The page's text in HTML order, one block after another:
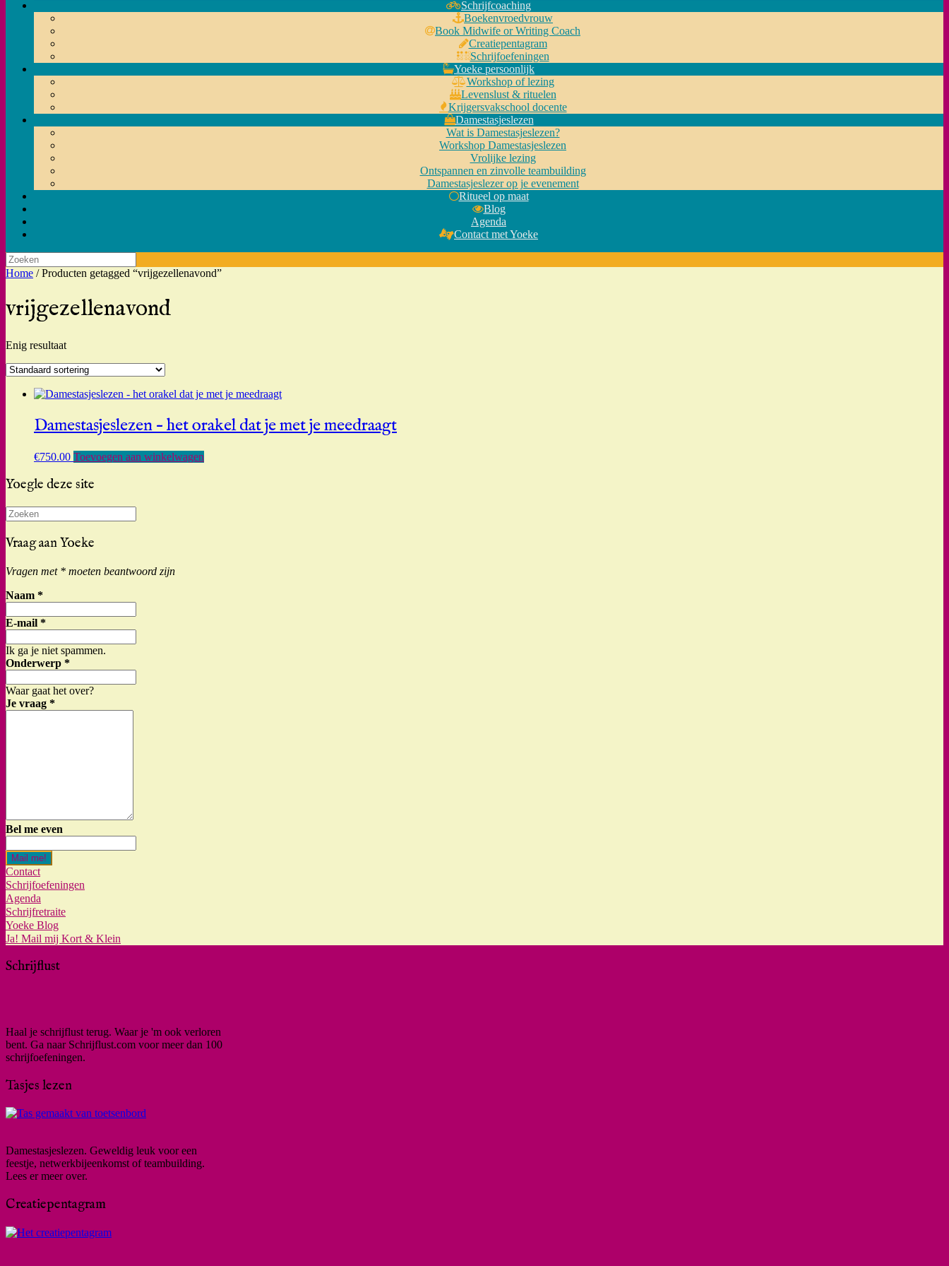
Schrijfcoaching
Boekenvroedvrouw
Book Midwife or Writing Coach
Creatiepentagram
Schrijfoefeningen
Yoeke persoonlijk
Workshop of lezing
Levenslust & rituelen
Krijgersvakschool docente
Damestasjeslezen
Wat is Damestasjeslezen?
Workshop Damestasjeslezen
Vrolijke lezing
Ontspannen en zinvolle teambuilding
Damestasjeslezer op je evenement
Ritueel op maat
Blog
Agenda
Contact met Yoeke
Zoeken
naar:
Home / Producten getagged “vrijgezellenavond”
vrijgezellenavond
Enig resultaat
Damestasjeslezen – het orakel dat je met je meedraagt
€750.00 Toevoegen aan winkelwagen
Yoegle deze site
Zoeken
naar:
Vraag aan Yoeke
Vragen met * moeten beantwoord zijn
Naam *
E-mail *
Ik ga je niet spammen.
Onderwerp *
Waar gaat het over?
Je vraag *
Bel me even
Mail me!
Contact
Schrijfoefeningen
Agenda
Schrijfretraite
Yoeke Blog
Ja! Mail mij Kort & Klein
Schrijflust
Haal je schrijflust terug. Waar je 'm ook verloren
bent. Ga naar Schrijflust.com voor meer dan 100
schrijfoefeningen.
Tasjes lezen
Damestasjeslezen. Geweldig leuk voor een
feestje, netwerkbijeenkomst of teambuilding.
Lees er meer over.
Creatiepentagram